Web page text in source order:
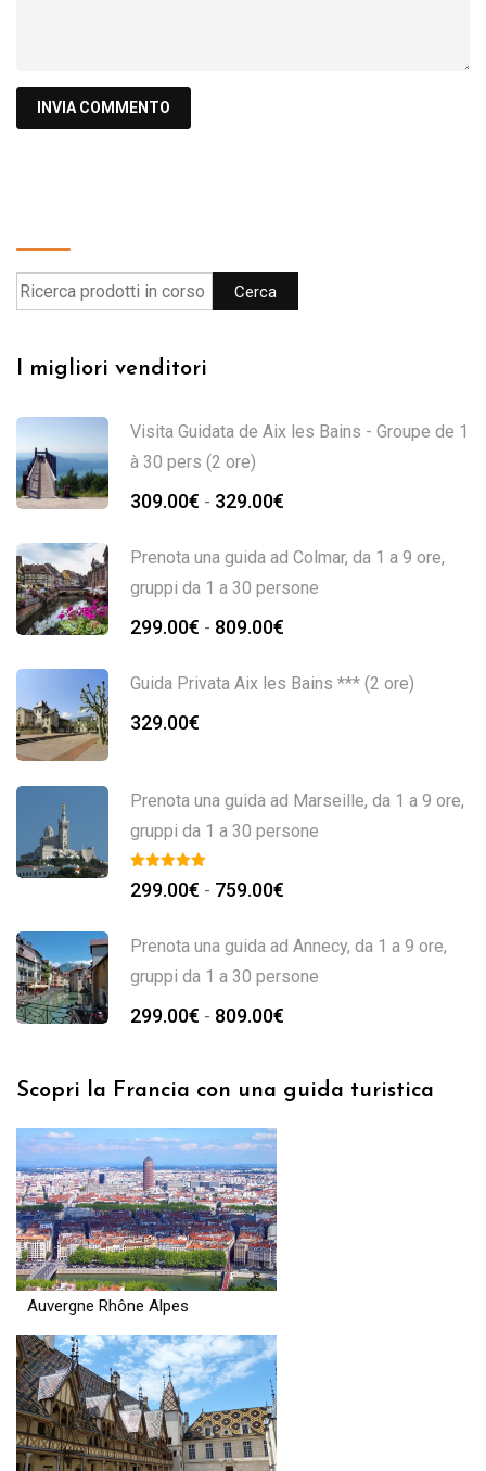
Cerca
I migliori venditori
Visita Guidata de Aix les Bains - Groupe de 1
à 30 pers (2 ore)
309.00€ - 329.00€
Prenota una guida ad Colmar, da 1 a 9 ore,
gruppi da 1 a 30 persone
299.00€ - 809.00€
Guida Privata Aix les Bains *** (2 ore)
329.00€
Prenota una guida ad Marseille, da 1 a 9 ore,
gruppi da 1 a 30 persone
299.00€ - 759.00€
Prenota una guida ad Annecy, da 1 a 9 ore,
gruppi da 1 a 30 persone
299.00€ - 809.00€
Scopri la Francia con una guida turistica
Auvergne Rhône Alpes